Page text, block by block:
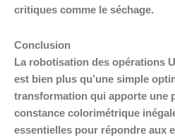
critiques comme le séchage.
Conclusion
La robotisation des opérations
est bien plus qu’une simple
transformation qui apporte une
constance colorimétrique
essentielles pour répondre aux